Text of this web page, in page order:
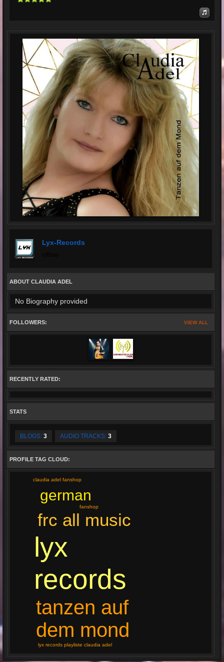
Lyx-Records
ABOUT CLAUDIA ADEL
No Biography provided
VIEW ALL
FOLLOWERS:
RECENTLY RATED:
STATS
BLOGS: 3 AUDIO TRACKS: 3
PROFILE TAG CLOUD:
lyx
records
tanzen auf
dem mond
frc all music
german
lyx records playliste claudia adel
fanshop
claudia adel fanshop